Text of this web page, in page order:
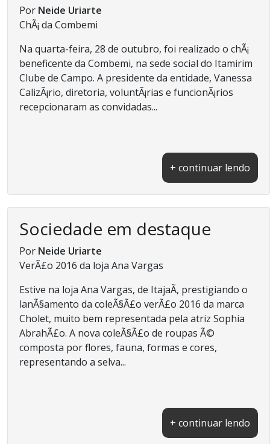
Por Neide Uriarte
ChÃ¡ da Combemi
Na quarta-feira, 28 de outubro, foi realizado o chÃ¡
beneficente da Combemi, na sede social do Itamirim
Clube de Campo. A presidente da entidade, Vanessa
CalizÃ¡rio, diretoria, voluntÃ¡rias e funcionÃ¡rios
recepcionaram as convidadas...
+ continuar lendo
Sociedade em destaque
Por Neide Uriarte
VerÃ£o 2016 da loja Ana Vargas
Estive na loja Ana Vargas, de ItajaÃ­, prestigiando o
lanÃ§amento da coleÃ§Ã£o verÃ£o 2016 da marca
Cholet, muito bem representada pela atriz Sophia
AbrahÃ£o. A nova coleÃ§Ã£o de roupas Ã©
composta por flores, fauna, formas e cores,
representando a selva...
+ continuar lendo